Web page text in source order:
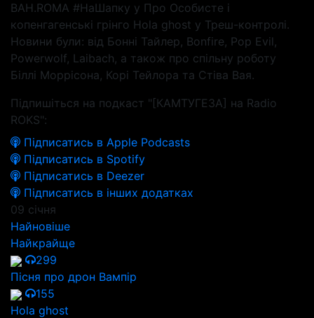
BAH.ROMA #НаШапку у Про Особисте і
копенгагенські грінго Hola ghost у Треш-контролі.
Новини були: від Бонні Тайлер, Bonfire, Pop Evil,
Powerwolf, Laibach, а також про спільну роботу
Біллі Моррісона, Корі Тейлора та Стіва Вая.
Підпишіться на подкаст "[КАМТУГЕЗА] на Radio
ROKS":
Підписатись в Apple Podcasts
Підписатись в Spotify
Підписатись в Deezer
Підписатись в інших додатках
09 січня
Найновіше
Найкрайще
299
Пісня про дрон Вампір
155
Hola ghost